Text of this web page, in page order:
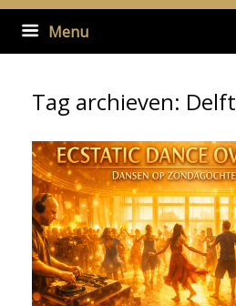
Menu
Tag archieven: Delft